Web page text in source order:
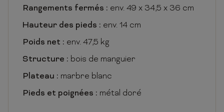
Rangements fermés : env. 49 x 34,5 x 36 cm
Hauteur des pieds : env. 14 cm
Poids net : env. 47,5 kg
Structure : bois de manguier
Plateau : marbre blanc
Pieds et poignées : métal doré